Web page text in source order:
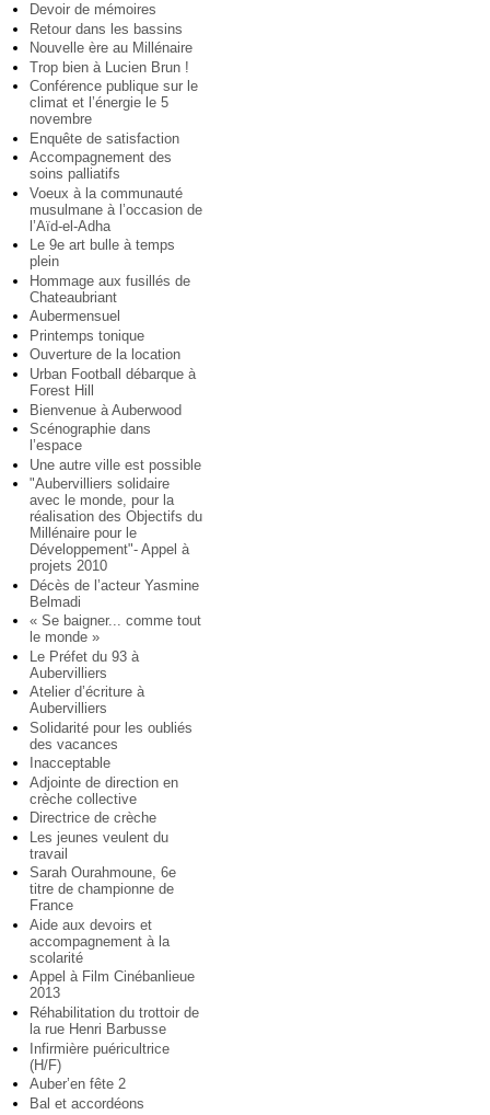
Devoir de mémoires
Retour dans les bassins
Nouvelle ère au Millénaire
Trop bien à Lucien Brun !
Conférence publique sur le
climat et l’énergie le 5
novembre
Enquête de satisfaction
Accompagnement des
soins palliatifs
Voeux à la communauté
musulmane à l’occasion de
l’Aïd-el-Adha
Le 9e art bulle à temps
plein
Hommage aux fusillés de
Chateaubriant
Aubermensuel
Printemps tonique
Ouverture de la location
Urban Football débarque à
Forest Hill
Bienvenue à Auberwood
Scénographie dans
l’espace
Une autre ville est possible
"Aubervilliers solidaire
avec le monde, pour la
réalisation des Objectifs du
Millénaire pour le
Développement"- Appel à
projets 2010
Décès de l’acteur Yasmine
Belmadi
« Se baigner... comme tout
le monde »
Le Préfet du 93 à
Aubervilliers
Atelier d’écriture à
Aubervilliers
Solidarité pour les oubliés
des vacances
Inacceptable
Adjointe de direction en
crèche collective
Directrice de crèche
Les jeunes veulent du
travail
Sarah Ourahmoune, 6e
titre de championne de
France
Aide aux devoirs et
accompagnement à la
scolarité
Appel à Film Cinébanlieue
2013
Réhabilitation du trottoir de
la rue Henri Barbusse
Infirmière puéricultrice
(H/F)
Auber’en fête 2
Bal et accordéons